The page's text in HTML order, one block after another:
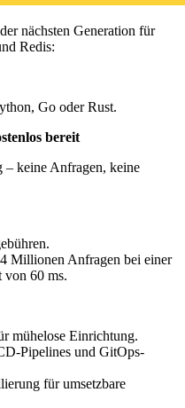
nächsten Generation für
Redis:
Go oder Rust.
bereit
– keine Anfragen, keine
Millionen Anfragen bei einer
von 60 ms.
mühelose Einrichtung.
Pipelines und GitOps-
für umsetzbare